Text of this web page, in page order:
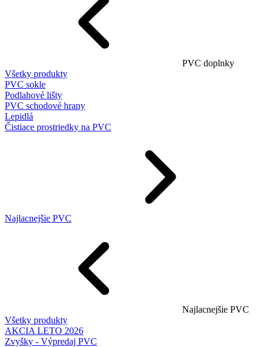
PVC doplnky
Všetky produkty
PVC sokle
Podlahové lišty
PVC schodové hrany
Lepidlá
Čistiace prostriedky na PVC
Najlacnejšie PVC
Najlacnejšie PVC
Všetky produkty
AKCIA LETO 2026
Zvyšky - Výpredaj PVC